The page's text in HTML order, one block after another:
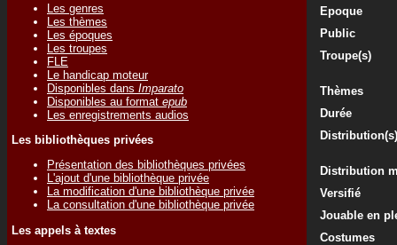
Les genres
Les thèmes
Les époques
Les troupes
FLE
Le handicap moteur
Disponibles dans Imparato
Disponibles au format epub
Les enregistrements audios
Les bibliothèques privées
Présentation des bibliothèques privées
L'ajout d'une bibliothèque privée
La modification d'une bibliothèque privée
La consultation d'une bibliothèque privée
Les appels à textes
Epoque
Public
Troupe(s)
Thèmes
Durée
Distribution(s)
Distribution
Versifié
Jouable en
Costumes